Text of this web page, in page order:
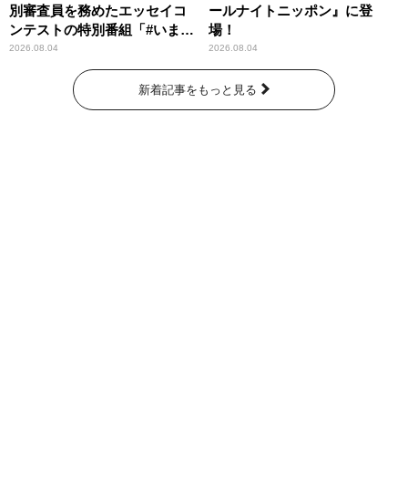
別審査員を務めたエッセイコ
ンテストの特別番組「#いまあ
なたに伝えたいこと」
2026.08.04
ールナイトニッポン』に登
場！
2026.08.04
新着記事をもっと見る